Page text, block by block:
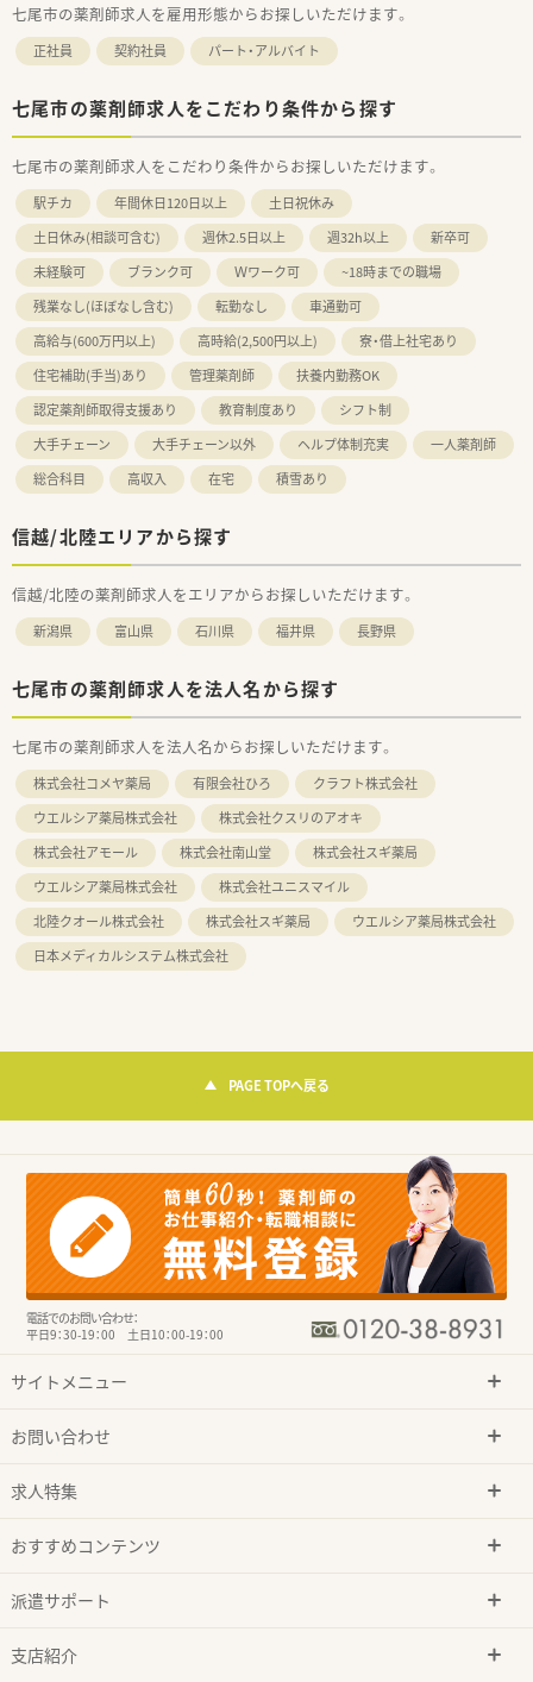
七尾市の薬剤師求人を雇用形態からお探しいただけます。
正社員 契約社員 パート・アルバイト
七尾市の薬剤師求人をこだわり条件から探す
七尾市の薬剤師求人をこだわり条件からお探しいただけます。
駅チカ 年間休日120日以上
土日祝休み
土日休み(相談可含む)
週休2.5日以上 週32h以上
新卒可
未経験可
ブランク可 Ｗワーク可
~18時までの職場
残業なし(ほぼなし含む)
転勤なし
車通勤可
高給与(600万円以上)
高時給(2,500円以上)
寮・借上社宅あり
住宅補助(手当)あり
管理薬剤師
扶養内勤務OK
認定薬剤師取得支援あり
教育制度あり
シフト制
大手チェーン
大手チェーン以外 ヘルプ体制充実
一人薬剤師
総合科目
高収入 在宅 積雪あり
信越/北陸エリアから探す
信越/北陸の薬剤師求人をエリアからお探しいただけます。
新潟県 富山県 石川県 福井県 長野県
七尾市の薬剤師求人を法人名から探す
七尾市の薬剤師求人を法人名からお探しいただけます。
株式会社コメヤ薬局 有限会社ひろ
クラフト株式会社
ウエルシア薬局株式会社
株式会社クスリのアオキ
株式会社アモール
株式会社南山堂
株式会社スギ薬局
ウエルシア薬局株式会社
株式会社ユニスマイル
北陸クオール株式会社
株式会社スギ薬局
ウエルシア薬局株式会社
日本メディカルシステム株式会社
PAGE TOPへ戻る
電話でのお問い合わせ：
平日9：30-19：00 土日10：00-19：00
サイトメニュー
お問い合わせ
求人特集
おすすめコンテンツ
派遣サポート
支店紹介